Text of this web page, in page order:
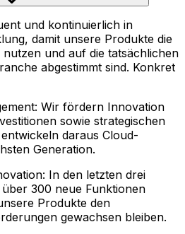
und kontinuierlich in
damit unsere Produkte die
und auf die tatsächlichen
abgestimmt sind. Konkret
Wir fördern Innovation
sowie strategischen
daraus Cloud-
Generation.
In den letzten drei
300 neue Funktionen
Produkte den
gewachsen bleiben.